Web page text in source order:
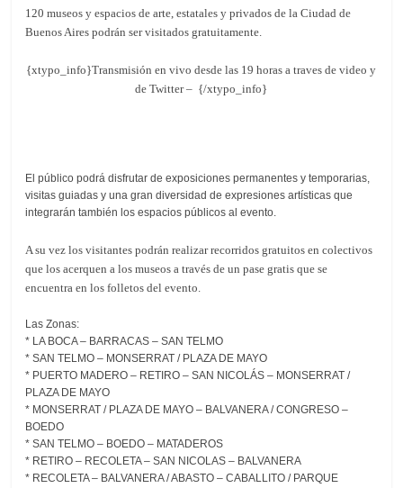
120 museos y espacios de arte, estatales y privados de la Ciudad de
Buenos Aires podrán ser visitados gratuitamente.
{xtypo_info}Transmisión en vivo desde las 19 horas a traves de video y
de Twitter – {/xtypo_info}
El público podrá disfrutar de exposiciones permanentes y temporarias,
visitas guiadas y una gran diversidad de expresiones artísticas que
integrarán también los espacios públicos al evento.
A su vez los visitantes podrán realizar recorridos gratuitos en colectivos
que los acerquen a los museos a través de un pase gratis que se
encuentra en los folletos del evento.
Las Zonas:
* LA BOCA – BARRACAS – SAN TELMO
* SAN TELMO – MONSERRAT / PLAZA DE MAYO
* PUERTO MADERO – RETIRO – SAN NICOLÁS – MONSERRAT /
PLAZA DE MAYO
* MONSERRAT / PLAZA DE MAYO – BALVANERA / CONGRESO –
BOEDO
* SAN TELMO – BOEDO – MATADEROS
* RETIRO – RECOLETA – SAN NICOLAS – BALVANERA
* RECOLETA – BALVANERA / ABASTO – CABALLITO / PARQUE